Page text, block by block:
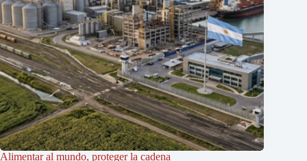
Alimentar al mundo, proteger la cadena